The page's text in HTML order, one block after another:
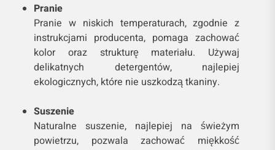
Pranie
Pranie w niskich temperaturach, zgodnie z
instrukcjami producenta, pomaga zachować
kolor oraz strukturę materiału. Używaj
delikatnych detergentów, najlepiej
ekologicznych, które nie uszkodzą tkaniny.
Suszenie
Naturalne suszenie, najlepiej na świeżym
powietrzu, pozwala zachować miękkość